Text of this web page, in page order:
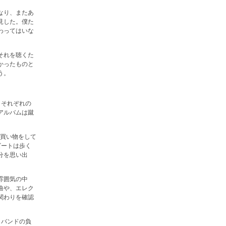
り、またあ
した。僕た
ってはいな
れを聴くた
ったものと
れぞれの
ルバムは蹴
い物をして
トは歩く
を思い出
囲気の中
や、エレク
わりを確認
ンドの負